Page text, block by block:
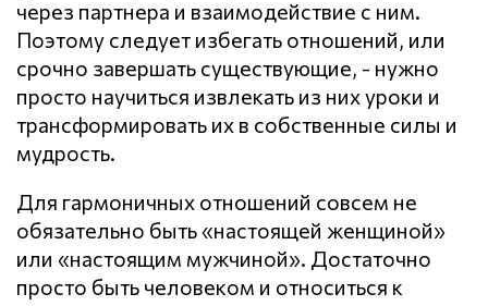
через партнера и взаимодействие с ним.
Поэтому следует избегать отношений, или
срочно завершать существующие, - нужно
просто научиться извлекать из них уроки и
трансформировать их в собственные силы и
мудрость.
Для гармоничных отношений совсем не
обязательно быть «настоящей женщиной»
или «настоящим мужчиной». Достаточно
просто быть человеком и относиться к